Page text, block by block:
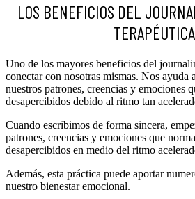
LOS BENEFICIOS DEL
Uno de los mayores beneficios del
conectar con nosotras mismas. Nos ayuda
nuestros patrones, creencias y emociones
desapercibidos debido al ritmo tan
Cuando escribimos de forma sincera,
patrones, creencias y emociones que
desapercibidos en medio del ritmo
Además, esta práctica puede aportar
nuestro bienestar emocional.